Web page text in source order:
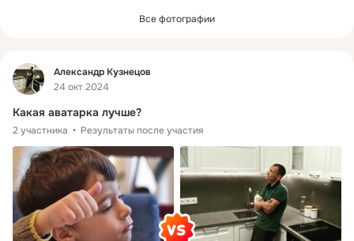
Все фотографии
Фид
Александр Кузнецов
24 окт 2024
Какая аватарка лучше?
2 участника Результаты после участия